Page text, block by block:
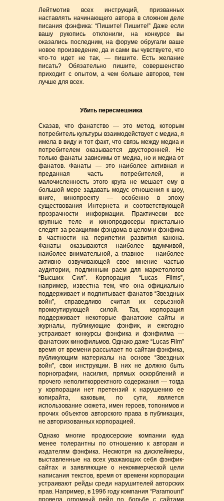
Лейтмотив всех инструкций, призванных
наставлять начинающего автора в сложном деле
писания фэнфика: “Пишите! Пишите!” Даже если
вашу рукопись отклонили, на конкурсе вы
оказались последним, на форуме обругали ваше
новое произведение, да и сами вы чувствуете, что
что-то идет не так, — пишите. Есть желание
писать? Обязательно пишите, совершенство
приходит с опытом, а чем больше авторов, тем
лучше для всех.
Убить пересмешника
Сказав, что фанатство — это метод, которым
потребитель культуры взаимодействует с медиа, я
имела в виду и тот факт, что связь между медиа и
потребителем оказывается двусторонней. Не
только фанаты зависимы от медиа, но и медиа от
фанатов. Фанаты — это наиболее активная и
преданная часть потребителей, и
малочисленность этого круга не мешает ему в
большой мере задавать модус отношения к шоу,
книге, кинопроекту — особенно в эпоху
существования Интернета и соответствующей
прозрачности информации. Практически все
крупные теле- и кинопродюсеры пристально
следят за реакциями фэндома в целом и фэнфика
в частности на перипетии развития канона.
Фанаты оказываются наиболее вдумчивой,
наиболее внимательной, а главное — наиболее
активно озвучивающей свое мнение частью
аудитории, подлинным раем для маркетологов
“Высших Сил”. Корпорация “Lucas Films”,
например, известна тем, что она официально
поддерживает и подпитывает фанатов “Звездных
войн”, справедливо считая их серьезной
промоутирующей силой. Так, корпорация
поддерживает некоторые фанатские сайты и
журналы, публикующие фэнфик, и ежегодно
устраивает конкурсы фэнфика и фэнфилма —
фанатских кинофильмов. Однако даже “Lucas Film”
время от времени рассылает по сайтам фэнфика,
публикующим материалы на основе “Звездных
войн”, свои инструкции. В них не должно быть
порнографии, насилия, прямых оскорблений и
прочего неполиткорректного содержания — тогда
у корпорации нет претензий к нарушению ее
копирайта, каковым, по сути, является
использование сюжета, имен героев, топонимов и
прочих объектов авторского права в публикацих,
не авторизованных корпорацией.
Однако многие продюсерские компании куда
менее толерантны по отношению к авторам и
издателям фэнфика. Несмотря на дисклеймеры,
выставленные на всех уважающих себя фэнфик-
сайтах и заявляющие о некоммерческой цели
написания текстов, время от времени корпорации
устраивают рейды среди нарушителей авторских
прав. Например, в 1996 году компания “Paramount”
провела огромный рейд по борьбе с сайтами